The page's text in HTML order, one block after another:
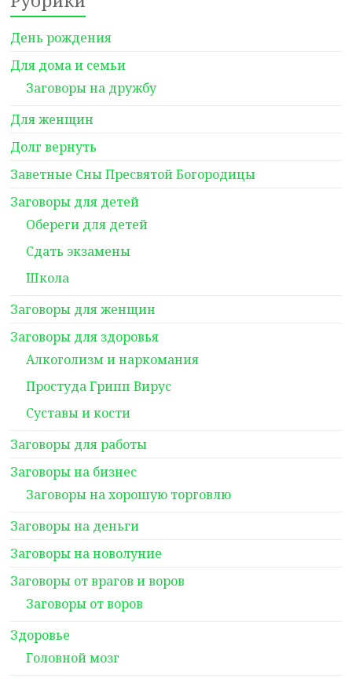
День рождения
Для дома и семьи
Заговоры на дружбу
Для женщин
Долг вернуть
Заветные Сны Пресвятой Богородицы
Заговоры для детей
Обереги для детей
Сдать экзамены
Школа
Заговоры для женщин
Заговоры для здоровья
Алкоголизм и наркомания
Простуда Грипп Вирус
Суставы и кости
Заговоры для работы
Заговоры на бизнес
Заговоры на хорошую торговлю
Заговоры на деньги
Заговоры на новолуние
Заговоры от врагов и воров
Заговоры от воров
Здоровье
Головной мозг